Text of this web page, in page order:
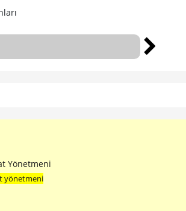
Yönetmeni
yönetmeni